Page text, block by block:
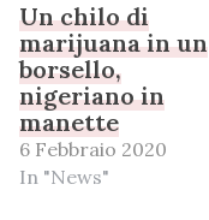
Un chilo di
marijuana in un
borsello,
nigeriano in
manette
6 Febbraio 2020
In "News"